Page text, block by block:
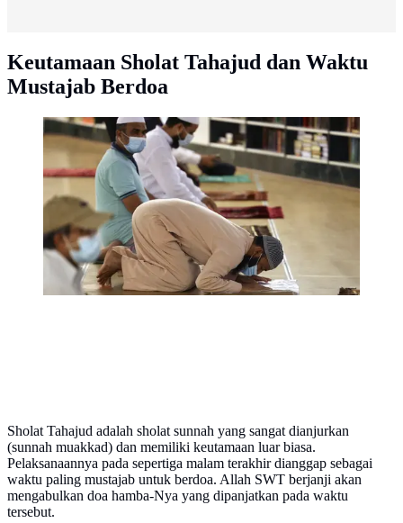
Keutamaan Sholat Tahajud dan Waktu
Mustajab Berdoa
Umat Muslim melaksanakan sholat Tahajud selama
Malam Lailatul Qadar di Masjid Naif, Dubai
(5/5/2021). 10 hari menjelang berakhirnya bulan
Ramadhan, umat muslim melakukan Itikaf untuk
meraih malam kemuliaan (Lailatul Qadar) dengan
membaca Alquran, Shalat Tahajud dan berzikir.
(AFP/Karim Sahib)
Sholat Tahajud adalah sholat sunnah yang sangat dianjurkan
(sunnah muakkad) dan memiliki keutamaan luar biasa.
Pelaksanaannya pada sepertiga malam terakhir dianggap sebagai
waktu paling mustajab untuk berdoa. Allah SWT berjanji akan
mengabulkan doa hamba-Nya yang dipanjatkan pada waktu
tersebut.